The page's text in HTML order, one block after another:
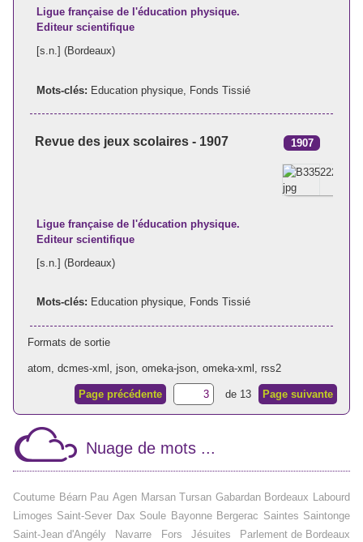
Ligue française de l'éducation physique.
Editeur scientifique
[s.n.] (Bordeaux)
Mots-clés: Education physique Fonds Tissié
Revue des jeux scolaires - 1907 1907
Ligue française de l'éducation physique.
Editeur scientifique
[s.n.] (Bordeaux)
Mots-clés: Education physique, Fonds Tissié
Formats de sortie
atom dcmes-xml json, omeka-json, omeka-xml rss2
Page précédente de 13 Page suivante
Nuage de mots ...
Coutume Béarn Pau Agen Marsan Tursan Gabardan Bordeaux Labourd
Limoges Saint-Sever Dax Soule Bayonne Bergerac Saintes Saintonge
Saint-Jean d'Angély
Navarre Fors Jésuites
Parlement de Bordeaux